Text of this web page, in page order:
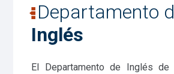
Departamento
Inglés
El Departamento de Inglés de